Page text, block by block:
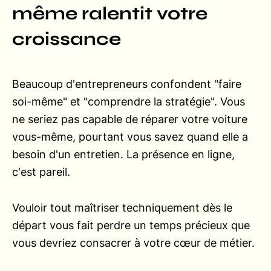
même ralentit votre
croissance
Beaucoup d'entrepreneurs confondent "faire
soi-même" et "comprendre la stratégie". Vous
ne seriez pas capable de réparer votre voiture
vous-même, pourtant vous savez quand elle a
besoin d'un entretien. La présence en ligne,
c'est pareil.
Vouloir tout maîtriser techniquement dès le
départ vous fait perdre un temps précieux que
vous devriez consacrer à votre cœur de métier.